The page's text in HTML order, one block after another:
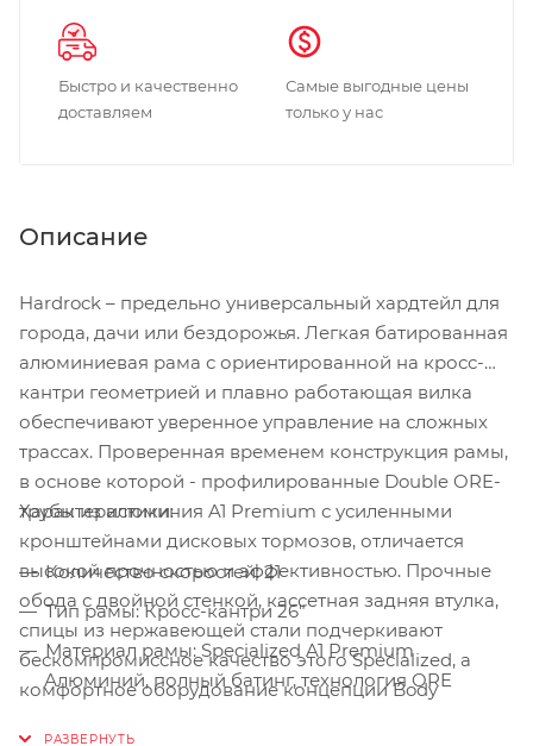
Быстро и качественно
доставляем
Самые выгодные цены
только у нас
Описание
Hardrock – предельно универсальный хардтейл для
города, дачи или бездорожья. Легкая батированная
алюминиевая рама с ориентированной на кросс-
кантри геометрией и плавно работающая вилка
обеспечивают уверенное управление на сложных
трассах. Проверенная временем конструкция рамы,
в основе которой - профилированные Double ORE-
трубы из алюминия A1 Premium с усиленными
кронштейнами дисковых тормозов, отличается
высокой прочностью и эффективностью. Прочные
обода с двойной стенкой, кассетная задняя втулка,
спицы из нержавеющей стали подчеркивают
бескомпромиссное качество этого Specialized, а
комфортное оборудование концепции Body
Характеристики:
Количество скоростей: 21
Тип рамы: Кросс-кантри 26"
Материал рамы: Specialized A1 Premium
Алюминий, полный батинг, технология ORE